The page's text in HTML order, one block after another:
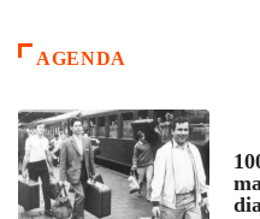
AGENDA